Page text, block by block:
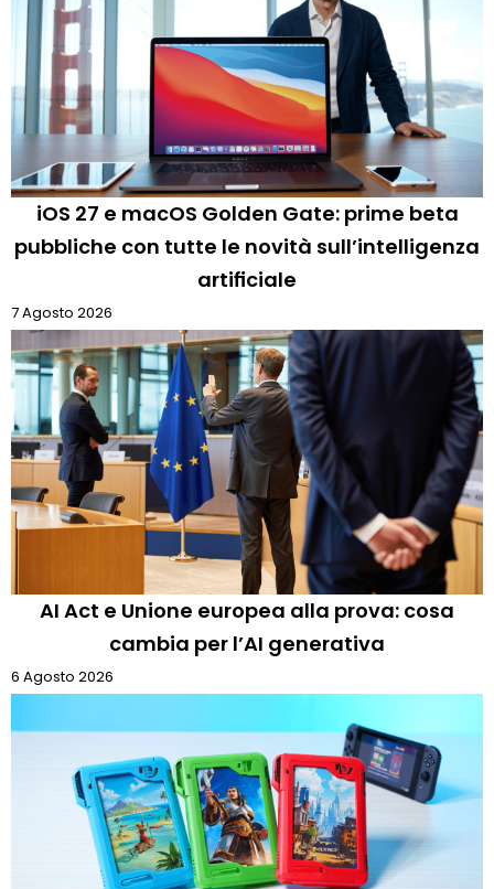
iOS 27 e macOS Golden Gate: prime beta
pubbliche con tutte le novità sull’intelligenza
artificiale
7 Agosto 2026
AI Act e Unione europea alla prova: cosa
cambia per l’AI generativa
6 Agosto 2026